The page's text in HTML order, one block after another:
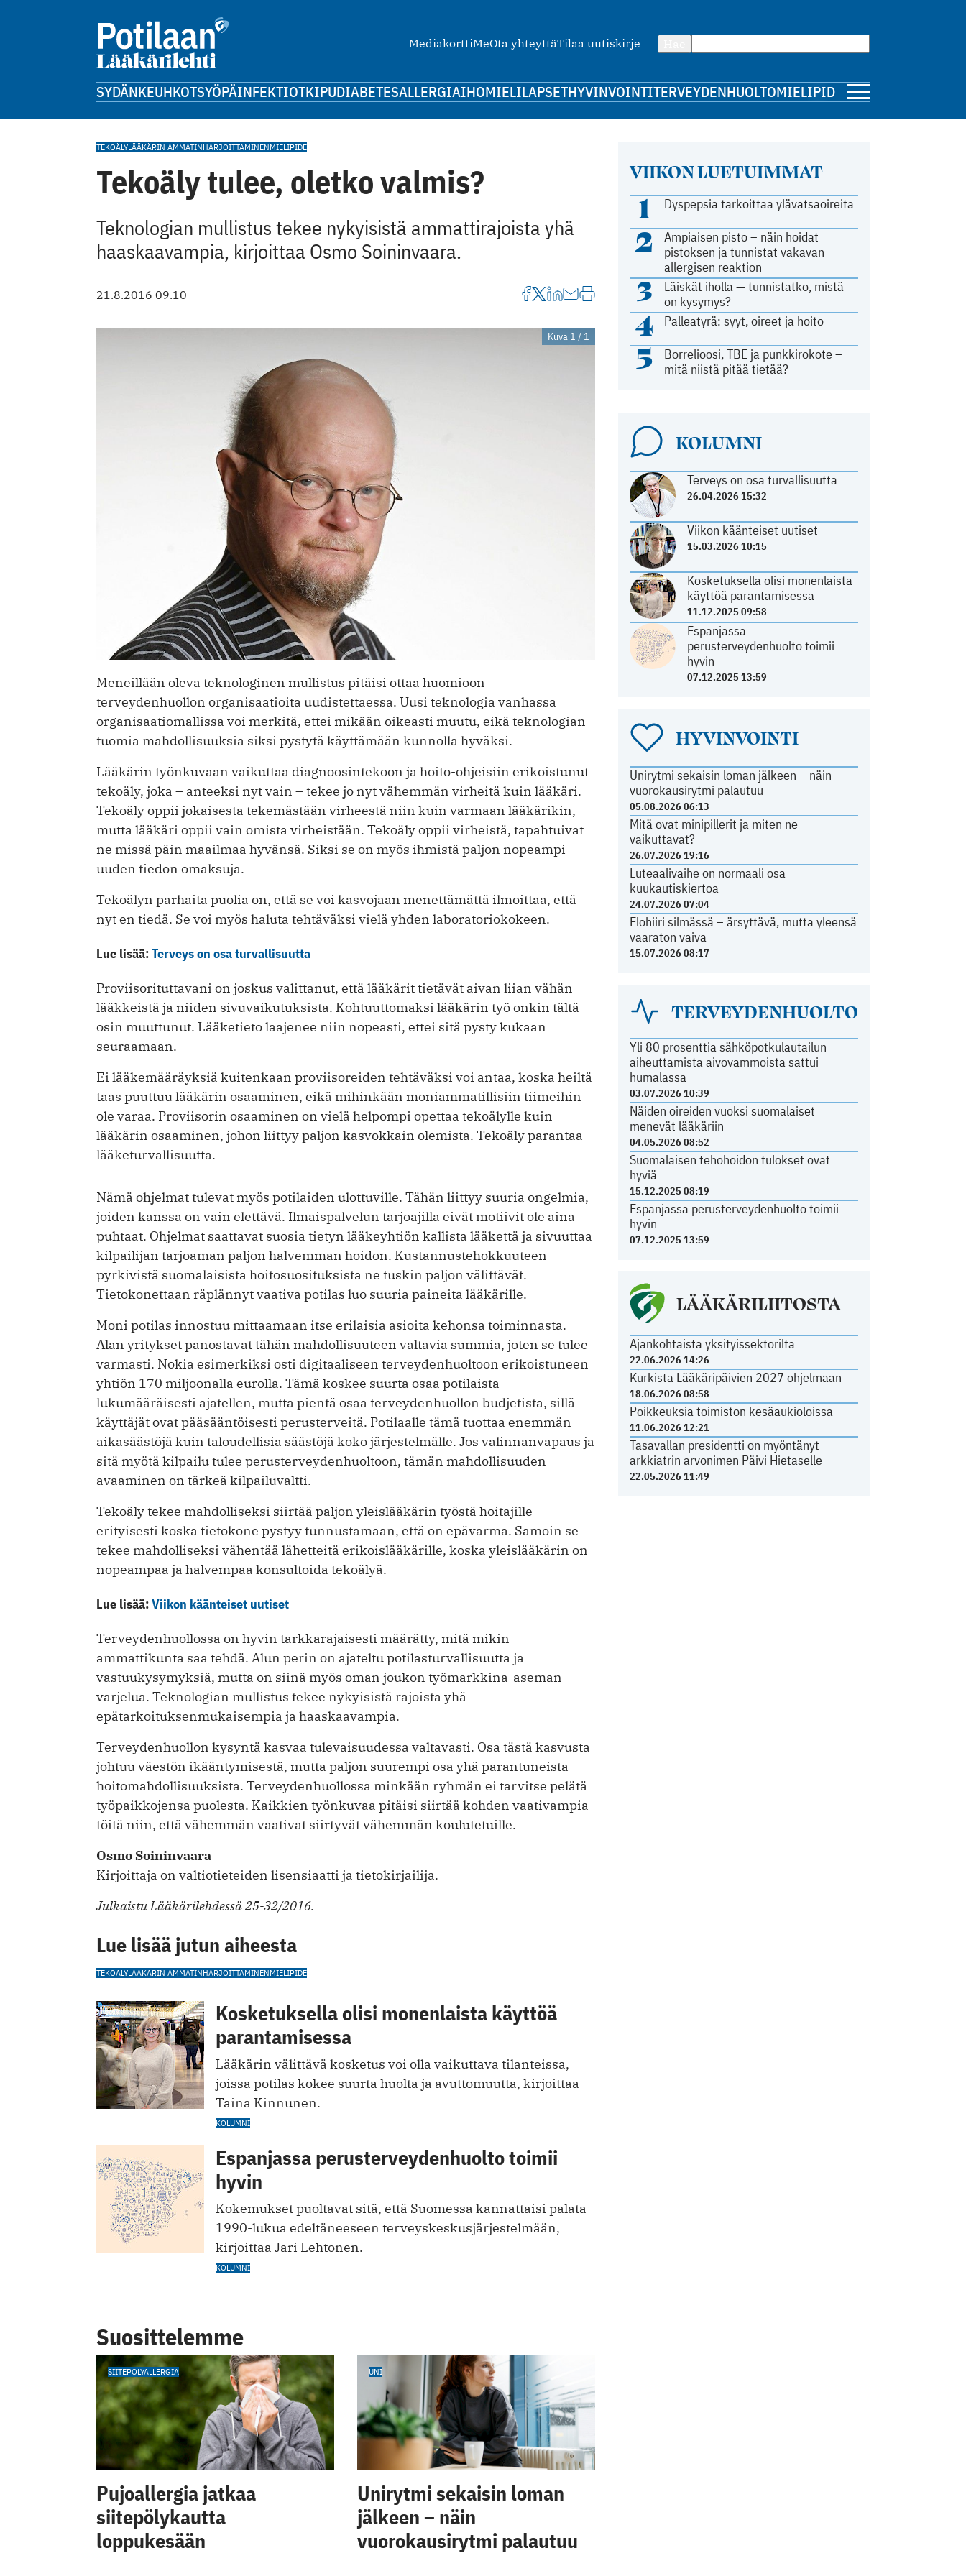
MediakorttiMeOta yhteyttäTilaa uutiskirje
SYDÄNKEUHKOTSYÖPÄINFEKTIOTKIPUDIABETESALLERGIAIHOMIELILAPSETHYVINVOINTITERVEYDENHUOLTOMIELIPIDE
VIIKON LUETUIMMAT
1 Dyspepsia tarkoittaa ylävatsaoireita
2
Ampiaisen pisto – näin hoidat
pistoksen ja tunnistat vakavan
allergisen reaktion
3
Läiskät iholla — tunnistatko, mistä
on kysymys?
4 Palleatyrä: syyt, oireet ja hoito
5
Borrelioosi, TBE ja punkkirokote –
mitä niistä pitää tietää?
KOLUMNI
Terveys on osa turvallisuutta
26.04.2026 15:32
Viikon käänteiset uutiset
15.03.2026 10:15
Kosketuksella olisi monenlaista
käyttöä parantamisessa
11.12.2025 09:58
Espanjassa
perusterveydenhuolto toimii
hyvin
07.12.2025 13:59
HYVINVOINTI
Unirytmi sekaisin loman jälkeen – näin
vuorokausirytmi palautuu
05.08.2026 06:13
Mitä ovat minipillerit ja miten ne
vaikuttavat?
26.07.2026 19:16
Luteaalivaihe on normaali osa
kuukautiskiertoa
24.07.2026 07:04
Elohiiri silmässä – ärsyttävä, mutta yleensä
vaaraton vaiva
15.07.2026 08:17
TERVEYDENHUOLTO
Yli 80 prosenttia sähköpotkulautailun
aiheuttamista aivovammoista sattui
humalassa
03.07.2026 10:39
Näiden oireiden vuoksi suomalaiset
menevät lääkäriin
04.05.2026 08:52
Suomalaisen tehohoidon tulokset ovat
hyviä
15.12.2025 08:19
Espanjassa perusterveydenhuolto toimii
hyvin
07.12.2025 13:59
LÄÄKÄRILIITOSTA
Ajankohtaista yksityissektorilta
22.06.2026 14:26
Kurkista Lääkäripäivien 2027 ohjelmaan
18.06.2026 08:58
Poikkeuksia toimiston kesäaukioloissa
11.06.2026 12:21
Tasavallan presidentti on myöntänyt
arkkiatrin arvonimen Päivi Hietaselle
22.05.2026 11:49
TEKOÄLYLÄÄKÄRIN AMMATINHARJOITTAMINENMIELIPIDE
Tekoäly tulee, oletko valmis?
Teknologian mullistus tekee nykyisistä ammattirajoista yhä
haaskaavampia, kirjoittaa Osmo Soininvaara.
21.8.2016 09.10
Kuva 1 / 1
Meneillään oleva teknologinen mullistus pitäisi ottaa huomioon
terveydenhuollon organisaa­tioita uudistettaessa. Uusi teknologia vanhassa
organisaatiomallissa voi merkitä, ettei mikään oikeasti muutu, eikä teknologian
tuomia mahdollisuuksia siksi pystytä käyttämään kunnolla hyväksi.
Lääkärin työnkuvaan vaikuttaa diagnoosin­tekoon ja hoito-ohjeisiin erikoistunut
tekoäly, joka – anteeksi nyt vain – tekee jo nyt vähemmän virheitä kuin lääkäri.
Tekoäly oppii jokaisesta tekemästään virheestä niin kuin varmaan lääkärikin,
mutta lääkäri oppii vain omista virheistään. Tekoäly oppii virheistä, tapahtuivat
ne missä päin maailmaa hyvänsä. Siksi se on myös ihmistä paljon nopeampi
uuden tiedon omaksuja.
Tekoälyn parhaita puolia on, että se voi kasvojaan menettämättä ilmoittaa, että
nyt en tiedä. Se voi myös haluta tehtäväksi vielä yhden laboratoriokokeen.
Lue lisää:Terveys on osa turvallisuutta
Proviisorituttavani on joskus valittanut, että lääkärit tietävät aivan liian vähän
lääkkeistä ja niiden sivuvaikutuksista. Kohtuuttomaksi lääkärin työ onkin tältä
osin muuttunut. Lääketieto laajenee niin nopeasti, ettei sitä pysty kukaan
seuraamaan.
Ei lääkemääräyksiä kuitenkaan proviisoreiden tehtäväksi voi antaa, koska heiltä
taas puuttuu lääkärin osaaminen, eikä mihinkään moniammatillisiin tiimeihin
ole varaa. Proviisorin osaaminen on vielä helpompi opettaa tekoälylle kuin
lääkärin osaaminen, johon liittyy paljon kasvokkain olemista. Tekoäly parantaa
lääketurvallisuutta.
Nämä ohjelmat tulevat myös potilaiden ulottuville. Tähän liittyy suuria ongelmia,
joiden kanssa on vain elettävä. Ilmaispalvelun tarjoajilla eivät motiivit ole aina
puhtaat. Ohjelmat saattavat suosia tietyn lääkeyhtiön kallista lääkettä ja sivuuttaa
kilpailijan tarjoaman paljon halvemman hoidon. Kustannustehokkuuteen
pyrkivistä suomalaisista hoitosuosituksista ne tuskin paljon välittävät.
Tietokonettaan räplännyt vaativa potilas luo suuria paineita lääkärille.
Moni potilas innostuu mittaamaan itse erilaisia asioita kehonsa toiminnasta.
Alan yritykset panostavat tähän mahdollisuuteen valtavia summia, joten se tulee
varmasti. Nokia esimerkiksi osti digitaaliseen terveydenhuoltoon erikoistuneen
yhtiön 170 miljoonalla eurolla. Tämä koskee suurta osaa potilaista
lukumääräisesti ajatellen, mutta pientä osaa terveydenhuollon budjetista, sillä
käyttäjät ovat pääsääntöisesti perusterveitä. Potilaalle tämä tuottaa enemmän
aikasäästöjä kuin taloudellisia säästöjä koko järjestelmälle. Jos valinnanvapaus ja
sitä myötä kilpailu tulee perusterveydenhuoltoon, tämän mahdollisuuden
avaaminen on tärkeä kilpailuvaltti.
Tekoäly tekee mahdolliseksi siirtää paljon yleislääkärin työstä hoitajille –
erityisesti koska tietokone pystyy tunnustamaan, että on epävarma. Samoin se
tekee mahdolliseksi vähentää lähetteitä erikoislääkärille, koska yleislääkärin on
nopeampaa ja halvempaa konsultoida tekoälyä.
Lue lisää:Viikon käänteiset uutiset
Terveydenhuollossa on hyvin tarkkarajaisesti määrätty, mitä mikin
ammattikunta saa tehdä. Alun perin on ajateltu potilasturvallisuutta ja
vastuukysymyksiä, mutta on siinä myös oman joukon työmarkkina-aseman
varjelua. Teknologian mullistus tekee nykyisistä rajoista yhä
epätarkoituksenmukaisempia ja haaskaavampia.
Terveydenhuollon kysyntä kasvaa tulevaisuudessa valtavasti. Osa tästä kasvusta
johtuu väestön ikääntymisestä, mutta paljon suurempi osa yhä parantuneista
hoitomahdollisuuksista. Terveydenhuollossa minkään ryhmän ei tarvitse pelätä
työpaikkojensa puolesta. Kaikkien työnkuvaa pitäisi siirtää kohden vaativampia
töitä niin, että vähemmän vaativat siirtyvät vähemmän koulutetuille.
Osmo Soininvaara
Kirjoittaja on valtiotieteiden lisensiaatti ja tietokirjailija.
Julkaistu Lääkärilehdessä 25-32/2016.
Lue lisää jutun aiheesta
TEKOÄLYLÄÄKÄRIN AMMATINHARJOITTAMINENMIELIPIDE
Kosketuksella olisi monenlaista käyttöä
parantamisessa
Lääkärin välittävä kosketus voi olla vaikuttava tilanteissa,
joissa potilas kokee suurta huolta ja avuttomuutta, kirjoittaa
Taina Kinnunen.
KOLUMNI
Espanjassa perusterveydenhuolto toimii
hyvin
Kokemukset puoltavat sitä, että Suomessa kannattaisi palata
1990-lukua edeltäneeseen terveyskeskusjärjestelmään,
kirjoittaa Jari Lehtonen.
KOLUMNI
Suosittelemme
SIITEPÖLYALLERGIA
Pujoallergia jatkaa
siitepölykautta
loppukesään
UNI
Unirytmi sekaisin loman
jälkeen – näin
vuorokausirytmi palautuu